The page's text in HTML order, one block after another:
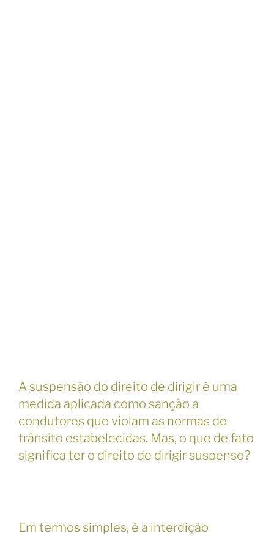
A suspensão do direito de dirigir é uma
medida aplicada como sanção a
condutores que violam as normas de
trânsito estabelecidas. Mas, o que de fato
significa ter o direito de dirigir suspenso?
Em termos simples, é a interdição